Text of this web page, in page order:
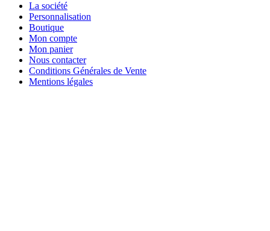
La société
Personnalisation
Boutique
Mon compte
Mon panier
Nous contacter
Conditions Générales de Vente
Mentions légales